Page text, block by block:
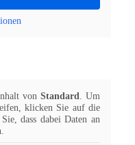
von Standard. Um
klicken Sie auf die
dass dabei Daten an